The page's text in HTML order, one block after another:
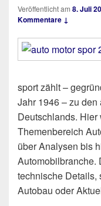
Veröffentlicht am 8. Juli
Kommentare ↓
sport zählt –
Jahr 1946 – zu
Deutschlands.
Themenbereich
über Analysen bis
Automobilbranche.
technische Details,
Autobau oder